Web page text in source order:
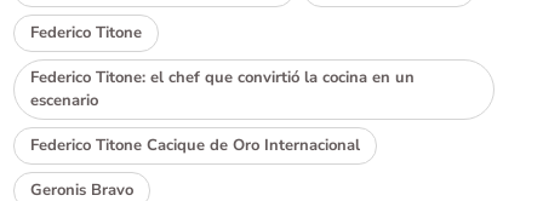
Federico Titone
Federico Titone: el chef que convirtió la cocina en un
escenario
Federico Titone Cacique de Oro Internacional
Geronis Bravo